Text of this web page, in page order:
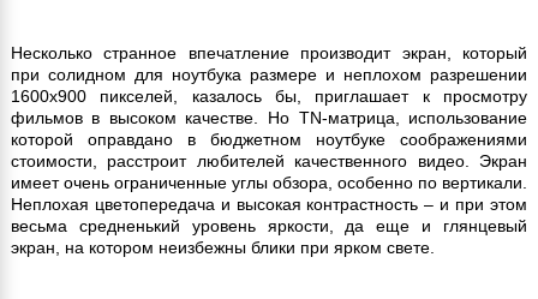
Несколько странное впечатление производит экран, который
при солидном для ноутбука размере и неплохом разрешении
1600х900 пикселей, казалось бы, приглашает к просмотру
фильмов в высоком качестве. Но TN-матрица, использование
которой оправдано в бюджетном ноутбуке соображениями
стоимости, расстроит любителей качественного видео. Экран
имеет очень ограниченные углы обзора, особенно по вертикали.
Неплохая цветопередача и высокая контрастность – и при этом
весьма средненький уровень яркости, да еще и глянцевый
экран, на котором неизбежны блики при ярком свете.